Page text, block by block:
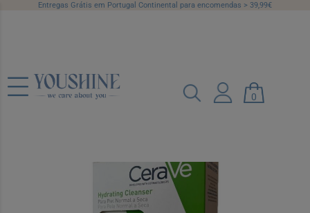
Entregas Grátis em Portugal Continental para encomendas > 39,99€
0
CeraVe Creme Limpeza Hidratante 473
ml com Oferta Loção Hidratante 88 ml